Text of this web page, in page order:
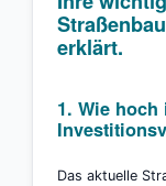
erklärt.
1. Wie
Das aktuelle